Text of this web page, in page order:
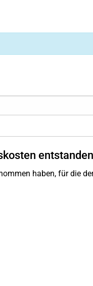
haben, für die